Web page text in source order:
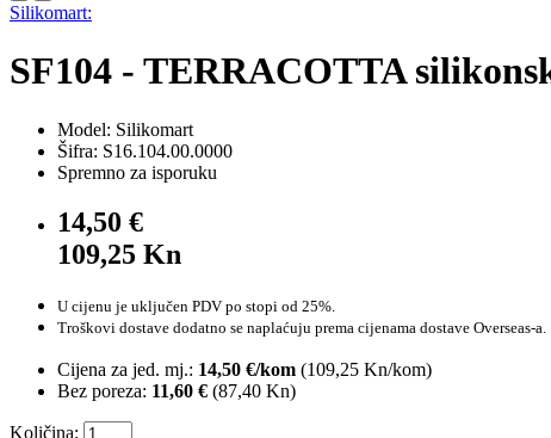
Silikomart:
SF104 - TERRACOTTA
Model: Silikomart
Šifra: S16.104.00.0000
Spremno za isporuku
14,50 €
109,25 Kn
U cijenu je uključen PDV po stopi od 25%.
Troškovi dostave dodatno se naplaćuju prema cijenama dostave Overseas-a.
Cijena za jed. mj.: 14,50 €/kom (109,25 Kn/kom)
Bez poreza: 11,60 € (87,40 Kn)
Količina: